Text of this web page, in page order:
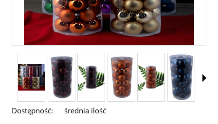
Dostępność: średnia ilość